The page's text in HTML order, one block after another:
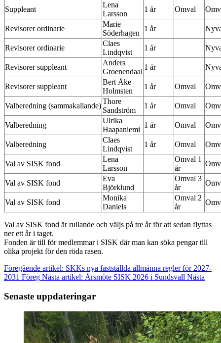
Suppleant
Lena
Larsson
1 år Omval
Revisorer ordinarie
Marie
Söderhagen
1 år
Revisorer ordinarie
Claes
Lindqvist
1 år
Revisorer suppleant
Anders
Groenendaal
1 år
Revisorer suppleant
Bert Åke
Holmsten
1 år Omval
Valberedning (sammakallande)
Thore
Sandström
1 år Omval
Valberedning
Ulrika
Haapaniemi
1 år Omval
Valberedning
Claes
Lindqvist
1 år Omval
Val av SISK fond
Lena
Larsson
Omval 1
år
Val av SISK fond
Eva
Björklund
Omval 3
år
Val av SISK fond
Monika
Daniels
Omval 2
år
Val av SISK fond är rullande och väljs på tre år för att sedan flyttas
ner ett år i taget.
Fonden är till för medlemmar i SISK där man kan söka pengar till
olika projekt för den röda rasen.
Föregående artikel: SKKs nya fastställda allmänna regler för 2027-
2031 Föreg Nästa artikel: Årsmöte SISK 2026 i Sundsvall Nästa
Senaste uppdateringar